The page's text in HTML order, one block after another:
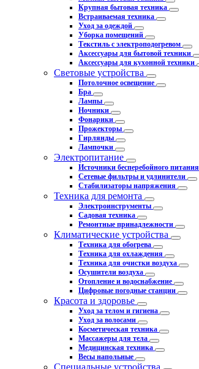
Крупная бытовая техника
Встраиваемая техника
Уход за одеждой
Уборка помещений
Текстиль с электроподогревом
Аксессуары для бытовой техники
Аксессуары для кухонной техники
Световые устройства
Потолочное освещение
Бра
Лампы
Ночники
Фонарики
Прожекторы
Гирлянды
Лампочки
Электропитание
Источники бесперебойного питания
Сетевые фильтры и удлинители
Стабилизаторы напряжения
Техника для ремонта
Электроинструменты
Садовая техника
Ремонтные принадлежности
Климатические устройства
Техника для обогрева
Техника для охлаждения
Техника для очистки воздуха
Осушители воздуха
Отопление и водоснабжение
Цифровые погодные станции
Красота и здоровье
Уход за телом и гигиена
Уход за волосами
Косметическая техника
Массажеры для тела
Медицинская техника
Весы напольные